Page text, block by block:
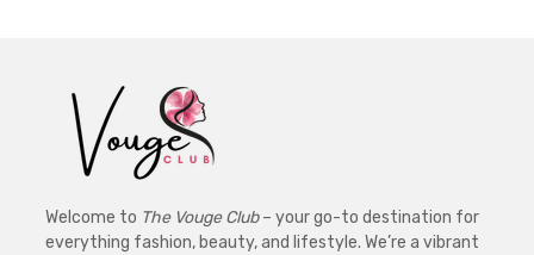
Welcome to The Vouge Club– your go-to destination for
everything fashion, beauty, and lifestyle. We’re a vibrant